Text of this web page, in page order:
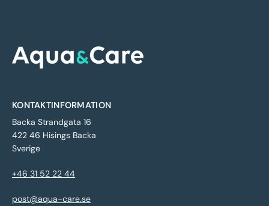
KONTAKTINFORMATION
Backa Strandgata 16
422 46 Hisings Backa
Sverige
+46 31 52 22 44
post@aqua-care.se